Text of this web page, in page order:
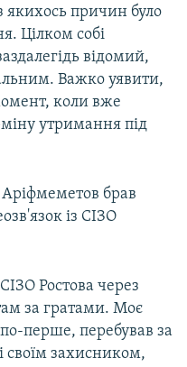
якихось причин було
Цілком собі
відомий,
Важко уявити,
коли вже
утримання під
брав
із СІЗО
Ростова через
за гратами. Моє
перше, перебував за
своїм захисником,